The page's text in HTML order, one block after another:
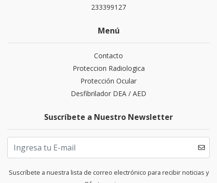
233399127
Menú
Contacto
Proteccion Radiologica
Protección Ocular
Desfibrilador DEA / AED
Suscríbete a Nuestro Newsletter
Suscríbete a nuestra lista de correo electrónico para recibir noticias y